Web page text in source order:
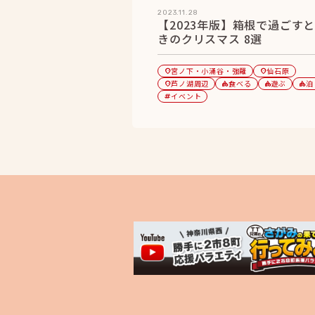
2023.11.28
【2023年版】箱根で過ごす
きのクリスマス 8選
location_on宮ノ下・小涌谷・強羅 location_on仙石原
location_on芦ノ湖周辺 category食べる category遊ぶ category
tagイベント